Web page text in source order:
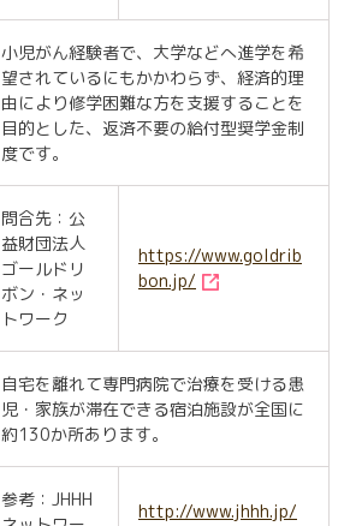
小児がん経験者で、大学などへ進学を希
望されているにもかかわらず、経済的理
由により修学困難な方を支援することを
目的とした、返済不要の給付型奨学金制
度です。
問合先：公
益財団法人
ゴールドリ
ボン・ネッ
トワーク
https://www.goldrib
bon.jp/
自宅を離れて専門病院で治療を受ける患
児・家族が滞在できる宿泊施設が全国に
約130か所あります。
参考：JHHH
http://www.jhhh.jp/